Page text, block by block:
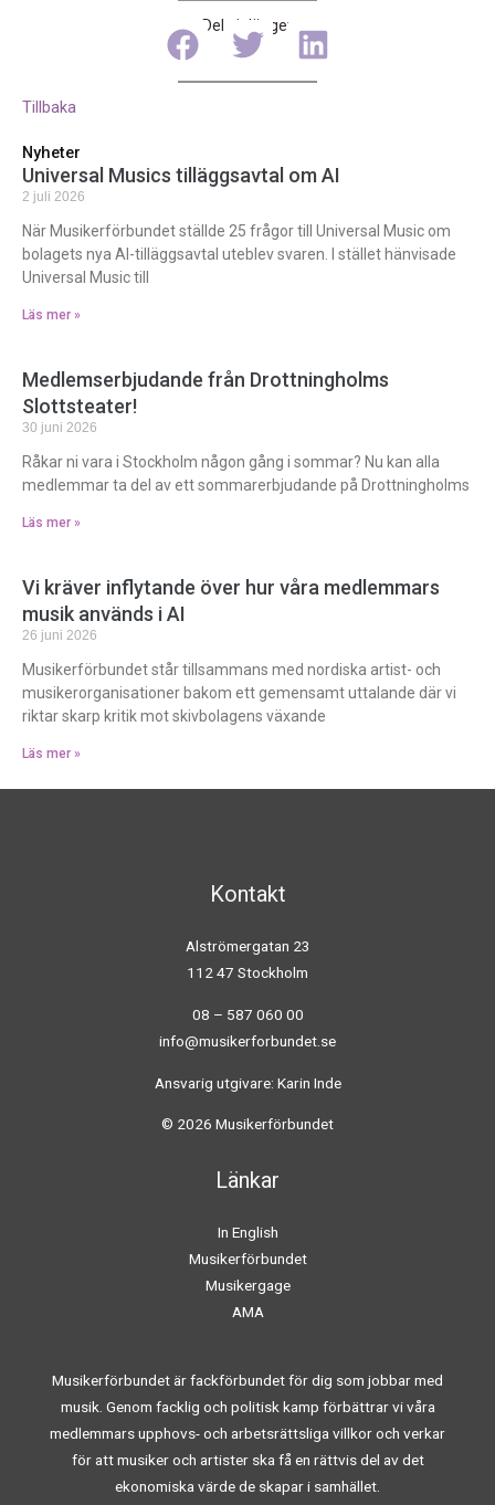
Dela inlägget
Tillbaka
Nyheter
Universal Musics tilläggsavtal om AI
2 juli 2026
När Musikerförbundet ställde 25 frågor till Universal Music om
bolagets nya AI-tilläggsavtal uteblev svaren. I stället hänvisade
Universal Music till
Läs mer »
Medlemserbjudande från Drottningholms
Slottsteater!
30 juni 2026
Råkar ni vara i Stockholm någon gång i sommar? Nu kan alla
medlemmar ta del av ett sommarerbjudande på Drottningholms
Läs mer »
Vi kräver inflytande över hur våra medlemmars
musik används i AI
26 juni 2026
Musikerförbundet står tillsammans med nordiska artist- och
musikerorganisationer bakom ett gemensamt uttalande där vi
riktar skarp kritik mot skivbolagens växande
Läs mer »
Kontakt
Alströmergatan 23
112 47 Stockholm
08 – 587 060 00
info@musikerforbundet.se
Ansvarig utgivare: Karin Inde
© 2026 Musikerförbundet
Länkar
In English
Musikerförbundet
Musikergage
AMA
Musikerförbundet är fackförbundet för dig som jobbar med
musik. Genom facklig och politisk kamp förbättrar vi våra
medlemmars upphovs- och arbetsrättsliga villkor och verkar
för att musiker och artister ska få en rättvis del av det
ekonomiska värde de skapar i samhället.